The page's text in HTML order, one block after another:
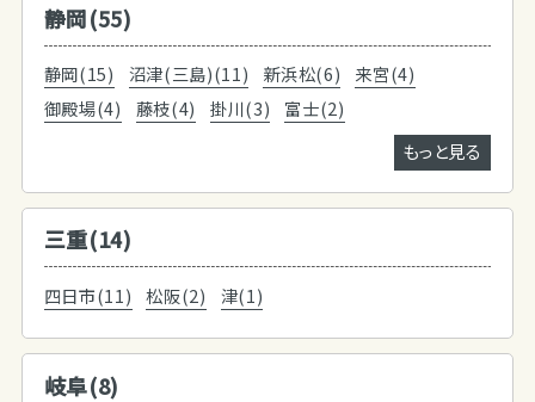
静岡(55)
静岡(15) 沼津(三島)(11) 新浜松(6)
来宮(4)
御殿場(4)
藤枝(4) 掛川(3)
富士(2)
もっと見る
三重(14)
四日市(11) 松阪(2) 津(1)
岐阜(8)